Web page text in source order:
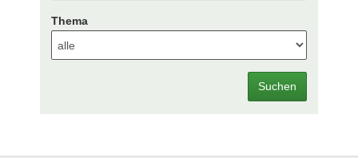
Thema
Suchen